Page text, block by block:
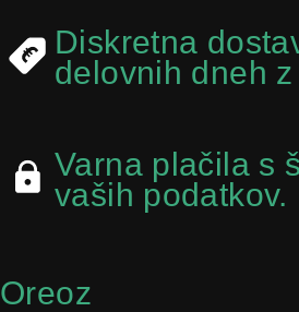
Diskretna
delovnih dneh z
Varna plačila s
vaših podatkov.
Oreoz